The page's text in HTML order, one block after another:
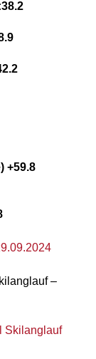
+59.8
–
Skilanglauf